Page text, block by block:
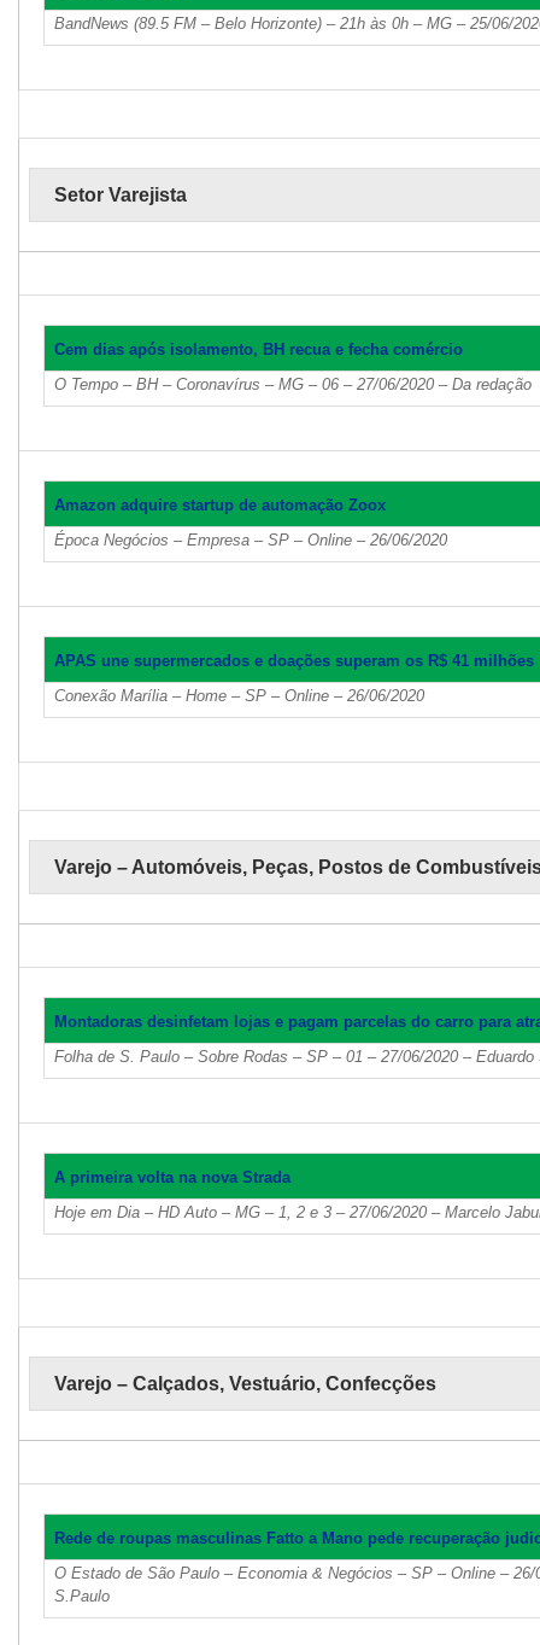
BandNews (89.5 FM – Belo Horizonte) – 21h às 0h – MG – 25/06/
Setor Varejista
Cem dias após isolamento, BH recua e fecha comércio
O Tempo – BH – Coronavírus – MG – 06 – 27/06/2020 – Da redação
Amazon adquire startup de automação Zoox
Época Negócios – Empresa – SP – Online – 26/06/2020
APAS une supermercados e doações superam os R$ 41 milhões
Conexão Marília – Home – SP – Online – 26/06/2020
Varejo – Automóveis, Peças, Postos de
Montadoras desinfetam lojas e pagam parcelas do carro para
Folha de S. Paulo – Sobre Rodas – SP – 01 – 27/06/2020 – Eduardo
A primeira volta na nova Strada
Hoje em Dia – HD Auto – MG – 1, 2 e 3 – 27/06/2020 – Marcelo
Varejo – Calçados, Vestuário, Confecções
Rede de roupas masculinas Fatto a Mano pede recuperação
O Estado de São Paulo – Economia & Negócios – SP – Online –
S.Paulo